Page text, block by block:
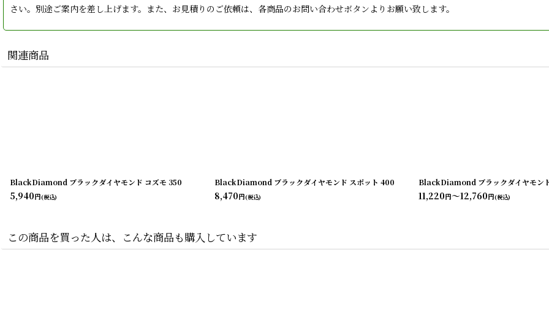
さい。別途ご案内を差し上げます。また、お見積りのご依頼は、各商品のお問い合わせボタンよりお願い致します。
関連商品
BlackDiamond ブラックダイヤモンド コズモ 350
5,940円(税込)
BlackDiamond ブラックダイヤモンド スポット 400
8,470円(税込)
BlackDiamond ブラックダイヤモン
11,220円～12,760円(税込)
この商品を買った人は、こんな商品も購入しています